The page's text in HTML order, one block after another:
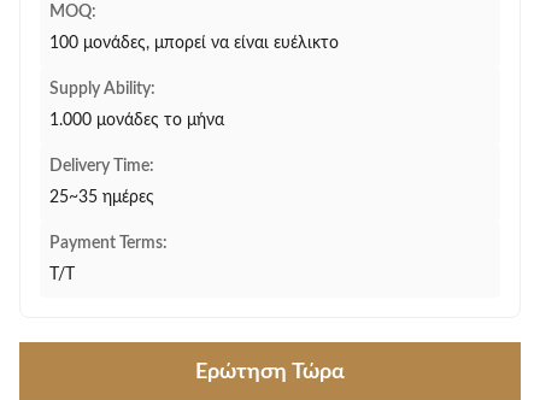
MOQ:
100 μονάδες, μπορεί να είναι ευέλικτο
Supply Ability:
1.000 μονάδες το μήνα
Delivery Time:
25~35 ημέρες
Payment Terms:
T/T
Ερώτηση Τώρα